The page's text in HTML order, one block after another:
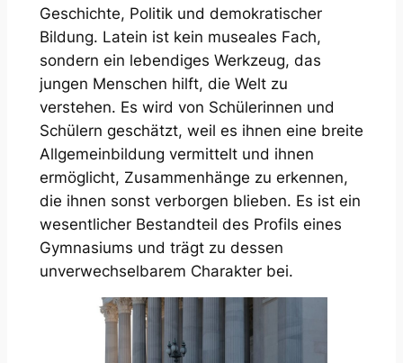
Geschichte, Politik und demokratischer
Bildung. Latein ist kein museales Fach,
sondern ein lebendiges Werkzeug, das
jungen Menschen hilft, die Welt zu
verstehen. Es wird von Schülerinnen und
Schülern geschätzt, weil es ihnen eine breite
Allgemeinbildung vermittelt und ihnen
ermöglicht, Zusammenhänge zu erkennen,
die ihnen sonst verborgen blieben. Es ist ein
wesentlicher Bestandteil des Profils eines
Gymnasiums und trägt zu dessen
unverwechselbarem Charakter bei.